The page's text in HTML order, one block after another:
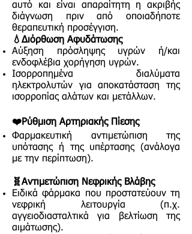
αυτό και είναι απαραίτητη η ακριβής
διάγνωση πριν από οποιαδήποτε
θεραπευτική προσέγγιση.
💧Διόρθωση Αφυδάτωσης
Αύξηση πρόσληψης υγρών ή/και
ενδοφλέβια χορήγηση υγρών.
Ισορροπημένα διαλύματα
ηλεκτρολυτών για αποκατάσταση της
ισορροπίας αλάτων και μετάλλων.
❤️Ρύθμιση Αρτηριακής Πίεσης
Φαρμακευτική αντιμετώπιση της
υπότασης ή της υπέρτασης (ανάλογα
με την περίπτωση).
🧬Αντιμετώπιση Νεφρικής Βλάβης
Ειδικά φάρμακα που προστατεύουν τη
νεφρική λειτουργία (π.χ.
αγγειοδιασταλτικά για βελτίωση της
αιμάτωσης).